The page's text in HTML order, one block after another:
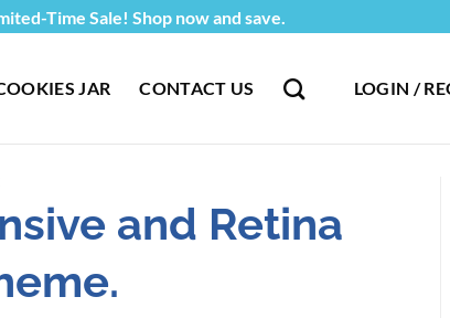
Time Sale! Shop now and save.
JAR CONTACT US LOGIN /
and Retina